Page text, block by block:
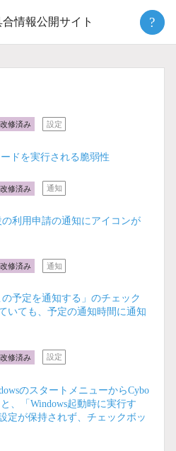
合情報公開サイト ?
改修済み 設定
ドを実行される脆弱性
改修済み 通知
利用申請の通知にアイコンが
改修済み 通知
予定を通知する」のチェック
いても、予定の通知時間に通知
改修済み 設定
のスタートメニューからCybo
、「Windows起動時に実行す
定が保持されず、チェックボッ